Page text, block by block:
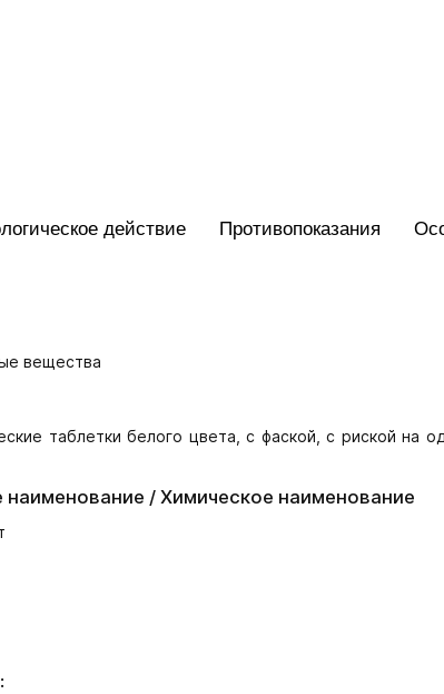
действие Противопоказания
вещества
таблетки белого цвета, с фаской, с риской на
/ Химическое наименование